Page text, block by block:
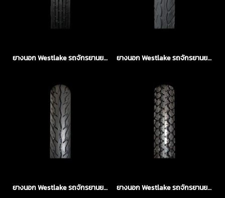
ยางนอก Westlake รถจักรยานยนต์ ยางนอก Westlake รถจักรยานยนต์
ยางนอก Westlake รถจักรยานยนต์ ยางนอก Westlake รถจักรยานยนต์